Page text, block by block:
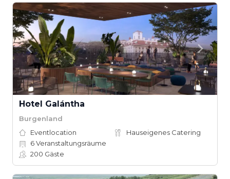
Hotel Galántha
Burgenland
Eventlocation
Hauseigenes Catering
6Veranstaltungsräume
200 Gäste